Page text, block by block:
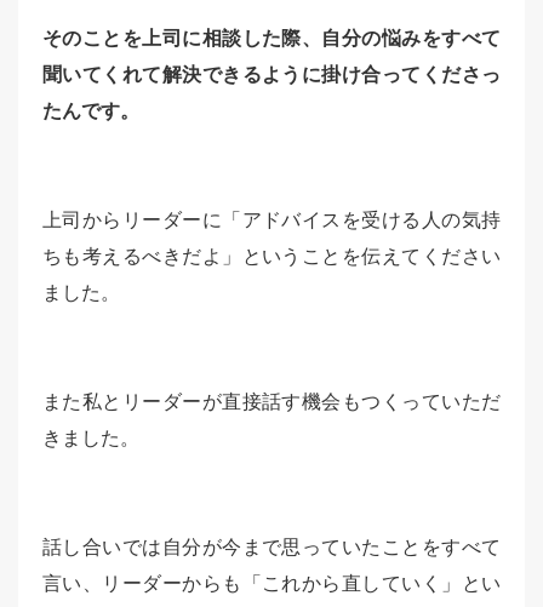
そのことを上司に相談した際、自分の悩みをすべて
聞いてくれて解決できるように掛け合ってくださっ
たんです。
上司からリーダーに「アドバイスを受ける人の気持
ちも考えるべきだよ」ということを伝えてください
ました。
また私とリーダーが直接話す機会もつくっていただ
きました。
話し合いでは自分が今まで思っていたことをすべて
言い、リーダーからも「これから直していく」とい